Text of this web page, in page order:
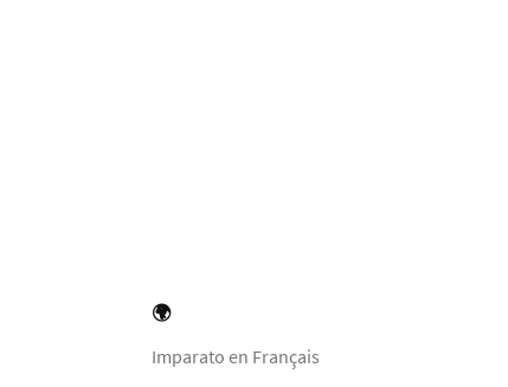
🌍
Imparato en Français